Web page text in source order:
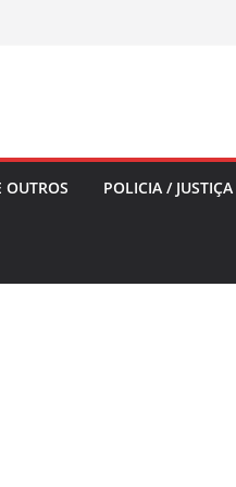
OUTROS POLICIA / JUSTIÇA